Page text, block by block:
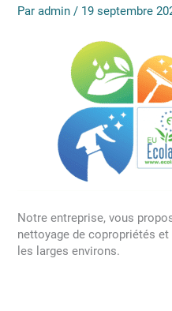
Paradmin/ 19 septembre
Notre entreprise, vous
nettoyage de copropriétés
les larges environs.